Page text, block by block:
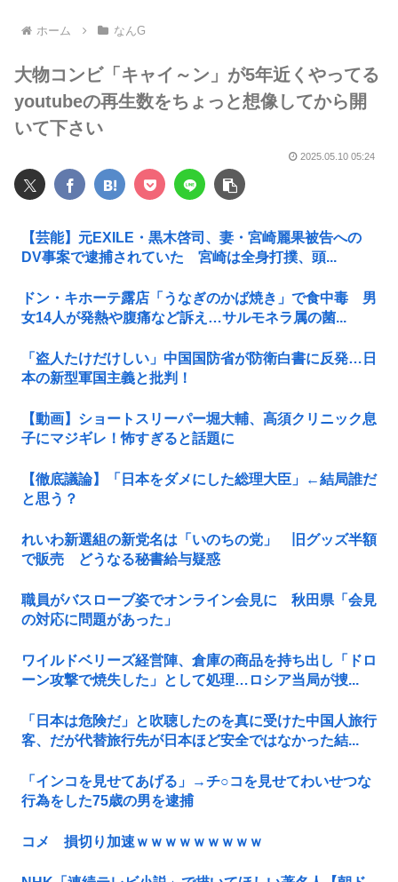
ホーム なんG
大物コンビ「キャイ～ン」が5年近くやってる
youtubeの再生数をちょっと想像してから開
いて下さい
2025.05.10 05:24
【芸能】元EXILE・黒木啓司、妻・宮崎麗果被告への
DV事案で逮捕されていた 宮崎は全身打撲、頭...
ドン・キホーテ露店「うなぎのかば焼き」で食中毒 男
女14人が発熱や腹痛など訴え…サルモネラ属の菌...
「盗人たけだけしい」中国国防省が防衛白書に反発…日
本の新型軍国主義と批判！
【動画】ショートスリーパー堀大輔、高須クリニック息
子にマジギレ！怖すぎると話題に
【徹底議論】「日本をダメにした総理大臣」←結局誰だ
と思う？
れいわ新選組の新党名は「いのちの党」 旧グッズ半額
で販売 どうなる秘書給与疑惑
職員がバスローブ姿でオンライン会見に 秋田県「会見
の対応に問題があった」
ワイルドベリーズ経営陣、倉庫の商品を持ち出し「ドロ
ーン攻撃で焼失した」として処理…ロシア当局が捜...
「日本は危険だ」と吹聴したのを真に受けた中国人旅行
客、だが代替旅行先が日本ほど安全ではなかった結...
「インコを見せてあげる」→チ○コを見せてわいせつな
行為をした75歳の男を逮捕
コメ 損切り加速ｗｗｗｗｗｗｗｗｗ